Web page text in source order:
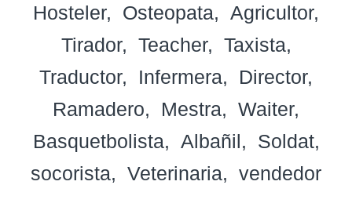
Hosteler
Osteopata
Agricultor
Tirador
Teacher
Taxista
Traductor
Infermera
Director
Ramadero
Mestra
Waiter
Basquetbolista
Albañil
Soldat
socorista
Veterinaria vendedor